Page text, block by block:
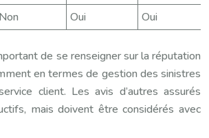
Non Oui Oui
de se renseigner sur la réputation
en termes de gestion des sinistres
client. Les avis d’autres assurés
mais doivent être considérés avec